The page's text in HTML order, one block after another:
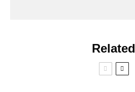
Related